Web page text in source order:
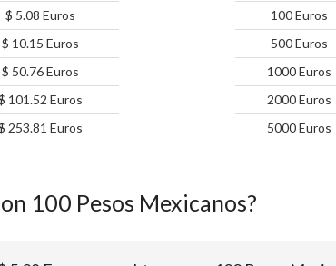
$ 5.08 Euros
$ 10.15 Euros
$ 50.76 Euros
101.52 Euros
253.81 Euros
100 Euros
500 Euros
1000 Euros
2000 Euros
5000 Euros
100 Pesos Mexicanos?